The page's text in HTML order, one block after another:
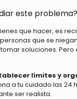
este problema?
que hacer, es
personas que se
soluciones. Pero
límites y
a tu cuidado las 24
ser realista.